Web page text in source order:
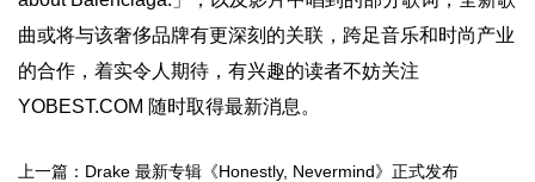
曲或将与该奢侈品牌有更深刻的关联，跨足音乐和时尚产业
的合作，着实令人期待，有兴趣的读者不妨关注
YOBEST.COM 随时取得最新消息。
上一篇：Drake 最新专辑《Honestly, Nevermind》正式发布